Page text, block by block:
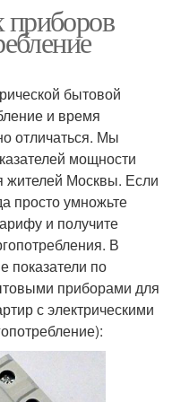
бытовой
и время
отличаться. Мы
мощности
жителей Москвы. Если
просто умножьте
и получите
В
показатели по
приборами для
с электрическими